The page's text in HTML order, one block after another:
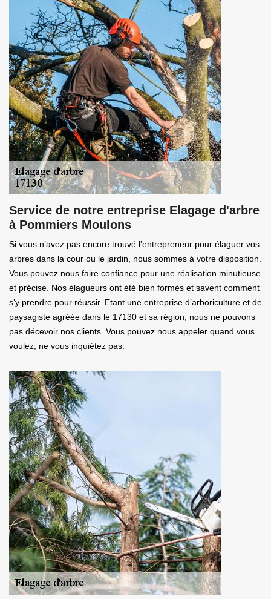
Service de notre entreprise Elagage d'arbre
à Pommiers Moulons
Si vous n’avez pas encore trouvé l’entrepreneur pour élaguer vos
arbres dans la cour ou le jardin, nous sommes à votre disposition.
Vous pouvez nous faire confiance pour une réalisation minutieuse
et précise. Nos élagueurs ont été bien formés et savent comment
s’y prendre pour réussir. Etant une entreprise d’arboriculture et de
paysagiste agréée dans le 17130 et sa région, nous ne pouvons
pas décevoir nos clients. Vous pouvez nous appeler quand vous
voulez, ne vous inquiétez pas.